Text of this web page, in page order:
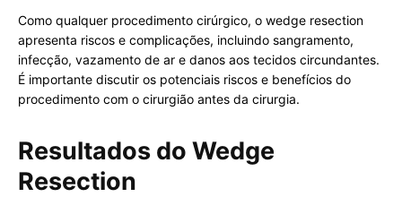
Como qualquer procedimento cirúrgico, o wedge resection
apresenta riscos e complicações, incluindo sangramento,
infecção, vazamento de ar e danos aos tecidos circundantes.
É importante discutir os potenciais riscos e benefícios do
procedimento com o cirurgião antes da cirurgia.
Resultados do Wedge
Resection